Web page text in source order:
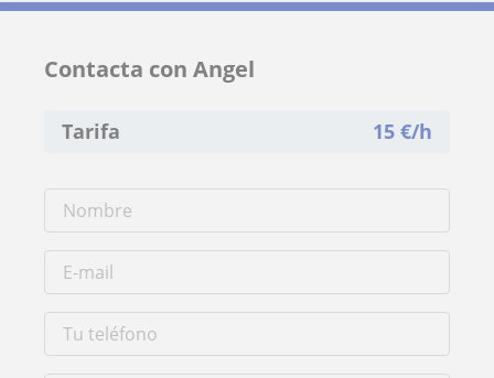
Contacta con Angel
Tarifa 15 €/h